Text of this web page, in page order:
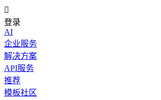

登录
AI
企业服务
解决方案
API服务
推荐
模板社区